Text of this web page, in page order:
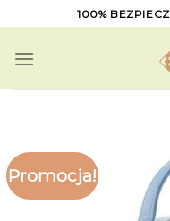
to
content
100%
Promocja!